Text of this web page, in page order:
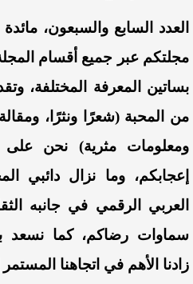
العدد السابع والسبعون،
مجلتكم عبر جميع أقسام
بساتين المعرفة المختلفة،
من المحبة (شعرًا ونثرًا،
ومعلومات مثرية) نحن
إعجابكم، وما نزال دائبي
العربي الرقمي في جانبه
سماوات رضاكم، كما نسعد
زادنا الأهم في اتجاهنا